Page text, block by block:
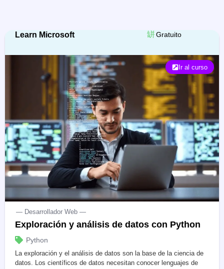
Learn Microsoft Gratuito
Ir al curso
— Desarrollador Web —
Exploración y análisis de datos con Python
Python
La exploración y el análisis de datos son la base de la ciencia de
datos. Los científicos de datos necesitan conocer lenguajes de